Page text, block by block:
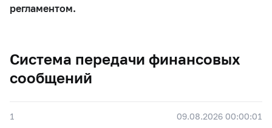
регламентом.
Система передачи финансовых
сообщений
1 09.08.2026 00:00:01